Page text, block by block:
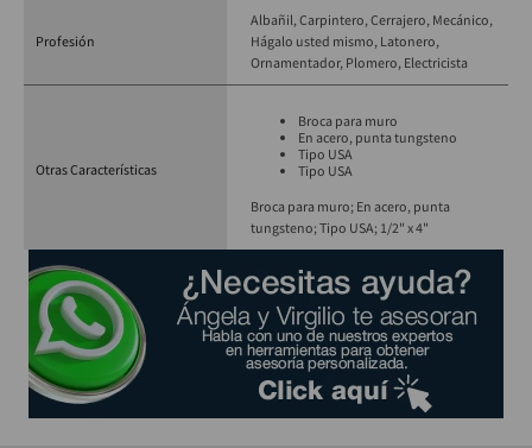
Profesión
Albañil Carpintero Cerrajero Mecánico
Hágalo usted mismo Latonero
Ornamentador Plomero Electricista
Otras Características
Broca para muro
En acero, punta tungsteno
Tipo USA
Tipo USA
Broca para muro; En acero, punta
tungsteno; Tipo USA; 1/2" x 4"